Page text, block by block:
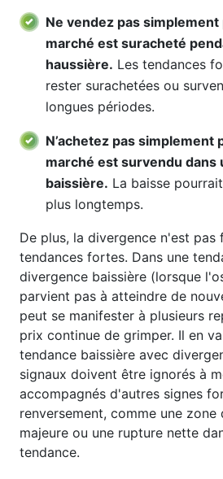
Ne vendez pas simplement
marché est suracheté
haussière. Les tendances
rester surachetées ou
longues périodes.
N’achetez pas simplement
marché est survendu dans
baissière. La baisse
plus longtemps.
De plus, la divergence n'est pas
tendances fortes. Dans une
divergence baissière (lorsque
parvient pas à atteindre de
peut se manifester à plusieurs
prix continue de grimper. Il en
tendance baissière avec
signaux doivent être ignorés à
accompagnés d'autres signes
renversement, comme une zone
majeure ou une rupture nette
tendance.